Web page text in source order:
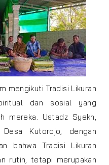
mengikuti Tradisi Likuran
dan sosial yang
mereka. Ustadz Syekh,
Kutorojo, dengan
bahwa Tradisi Likuran
rutin, tetapi merupakan